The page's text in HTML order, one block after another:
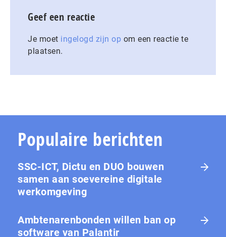
Geef een reactie
Je moet ingelogd zijn op om een reactie te
plaatsen.
Populaire berichten
SSC-ICT, Dictu en DUO bouwen
samen aan soevereine digitale
werkomgeving
Ambtenarenbonden willen ban op
software van Palantir